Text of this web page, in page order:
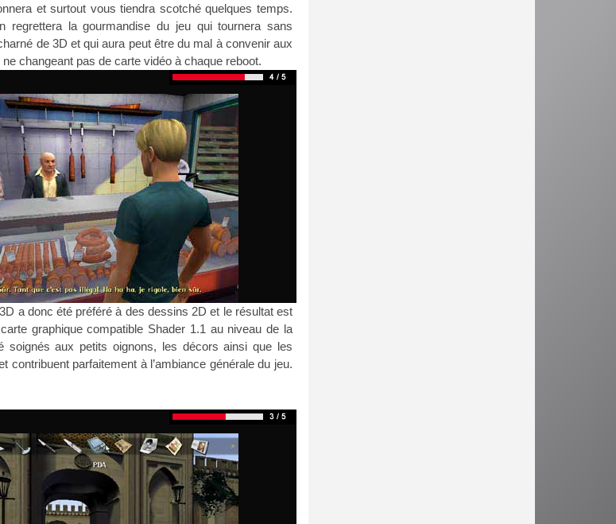
et surtout vous tiendra scotché quelques temps.
regrettera la gourmandise du jeu qui tournera sans
de 3D et qui aura peut être du mal à convenir aux
changeant pas de carte vidéo à chaque reboot.
a donc été préféré à des dessins 2D et le résultat est
graphique compatible Shader 1.1 au niveau de la
soignés aux petits oignons, les décors ainsi que les
contribuent parfaitement à l’ambiance générale du jeu.